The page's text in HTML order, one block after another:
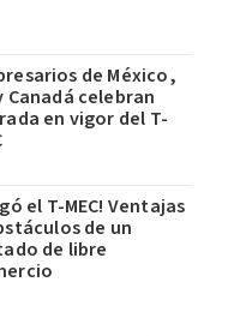
de México,
Canadá celebran
en vigor del T-
el T-MEC! Ventajas
de un
de libre